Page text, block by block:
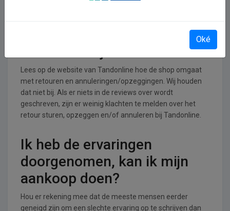
Lees op de website van Tandonline hoe de shop omgaat
met retouren en annuleringen/opzeggingen. Wij houden
dat niet bij. Als er niets in de reviews over wordt
geschreven, zijn er weinig klachten te melden over het
retour sturen, opzeggen en/of annuleren bij Tandonline.
Ik heb de ervaringen
doorgenomen, kan ik mijn
aankoop doen?
Hou er rekening mee dat de meeste mensen eerder
geneigd zijn om een slechte ervaring op te schrijven dan
Oké